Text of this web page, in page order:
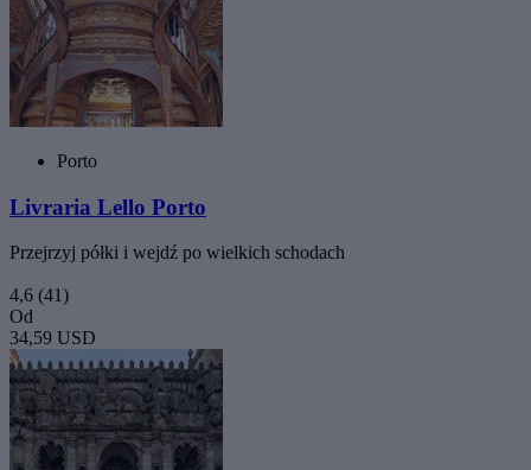
Porto
Livraria Lello Porto
Przejrzyj półki i wejdź po wielkich schodach
4,6 (41)
Od
34,59 USD